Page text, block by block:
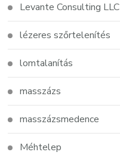
Levante Consulting LLC
lézeres szőrtelenítés
lomtalanítás
masszázs
masszázsmedence
Méhtelep